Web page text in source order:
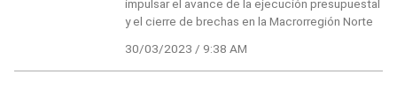
impulsar el avance de la ejecución presupuestal
y el cierre de brechas en la Macrorregión Norte
30/03/2023 / 9:38 AM